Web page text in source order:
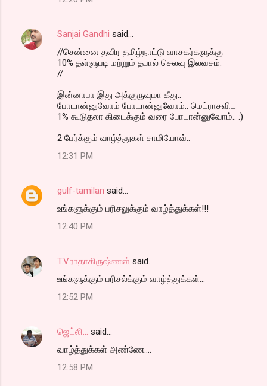
Sanjai Gandhi said…
//சென்னை தவிர தமிழ்நாட்டு வாசகர்களுக்கு
10% தள்ளுபடி மற்றும் தபால் செலவு இலவசம்.
//
இன்னாபா இது அக்குருவுமா கீது..
போடான்னுவோம் போடான்னுவோம்.. மெட்ராசவிட
1% கூடுதலா கிடைக்கும் வரை போடான்னுவோம்.. :)
2 பேர்க்கும் வாழ்த்துகள் சாமியோவ்..
12:31 PM
gulf-tamilan said…
உங்களுக்கும் பரிசலுக்கும் வாழ்த்துக்கள்!!!
12:40 PM
T.V.ராதாகிருஷ்ணன் said…
உங்களுக்கும் பரிசல்க்கும் வாழ்த்துக்கள்...
12:52 PM
ஜெட்லி...
said…
வாழ்த்துக்கள் அண்ணே....
12:58 PM